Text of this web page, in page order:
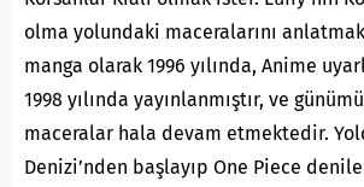
olma yolundaki maceralarını
manga olarak 1996 yılında, Anime
1998 yılında yayınlanmıştır, ve
maceralar hala devam etmektedir.
Denizi’nden başlayıp One Piece